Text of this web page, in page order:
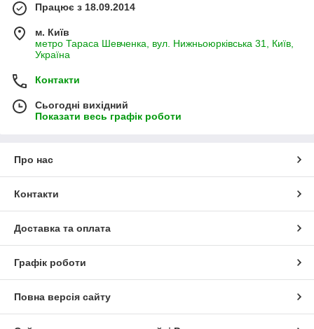
Працює з 18.09.2014
м. Київ
метро Тараса Шевченка, вул. Нижньоюрківська 31, Київ,
Україна
Контакти
Сьогодні вихідний
Показати весь графік роботи
Про нас
Контакти
Доставка та оплата
Графік роботи
Повна версія сайту